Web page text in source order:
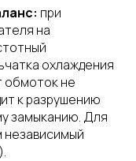
при
на
охлаждения
обмоток не
к разрушению
замыканию. Для
независимый